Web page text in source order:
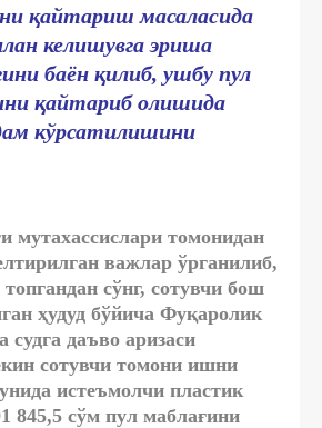
қайтариш масаласида
келишувга эриша
баён қилиб, ушбу пул
қайтариб олишида
кўрсатилишини
мутахассислари томонидан
важлар ўрганилиб,
сўнг, сотувчи бош
ҳудуд бўйича Фуқаролик
даъво аризаси
сотувчи томони ишни
истеъмолчи пластик
845,5 сўм пул маблағини